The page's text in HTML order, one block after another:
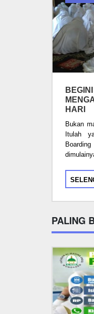
HARI
Bukan
Itulah
PALING